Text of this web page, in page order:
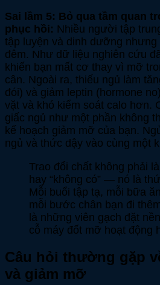
Sai lầm 5: Bỏ qua tầm quan
phục hồi: Nhiều người tập
tập luyện và dinh dưỡng nhưng
đêm. Như dữ liệu nghiên cứu
khiến bạn mất cơ thay vì mỡ
cân. Ngoài ra, thiếu ngủ làm
đói) và giảm leptin (hormone
vặt và khó kiểm soát calo hơn.
giấc ngủ như một phần không
kế hoạch giảm mỡ của bạn.
ngủ và thức dậy vào cùng một
Trao đổi chất không phải
hay “không có” — nó là
Mỗi buổi tập tạ, mỗi bữa
mỗi bước chân bạn đi
là những viên gạch đặt
cỗ máy đốt mỡ hoạt động
Câu hỏi thường gặp
và giảm mỡ